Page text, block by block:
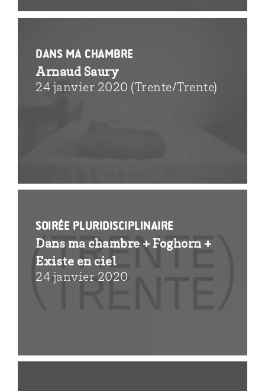
Dans ma chambre
Arnaud Saury
24 janvier 2020 (Trente/Trente)
Soirée pluridisciplinaire
Dans ma chambre + Foghorn +
Existe en ciel
24 janvier 2020